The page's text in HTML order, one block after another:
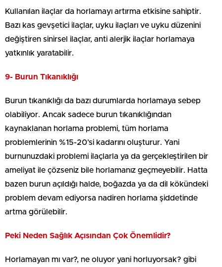
Kullanılan ilaçlar da horlamayı artırma etkisine sahiptir.
Bazı kas gevşetici ilaçlar, uyku ilaçları ve uyku düzenini
değiştiren sinirsel ilaçlar, anti alerjik ilaçlar horlamaya
yatkınlık yaratabilir.
9- Burun Tıkanıklığı
Burun tıkanıklığı da bazı durumlarda horlamaya sebep
olabiliyor. Ancak sadece burun tıkanıklığından
kaynaklanan horlama problemi, tüm horlama
problemlerinin %15-20’si kadarını oluşturur. Yani
burnunuzdaki problemi ilaçlarla ya da gerçekleştirilen bir
ameliyat ile çözseniz bile horlamanız geçmeyebilir. Hatta
bazen burun açıldığı halde, boğazda ya da dil kökündeki
problem devam ediyorsa nadiren horlama şiddetinde
artma görülebilir.
Peki Neden Sağlık Açısından Çok Önemlidir?
Horlamayan mı var?, ne oluyor yani horluyorsak? gibi